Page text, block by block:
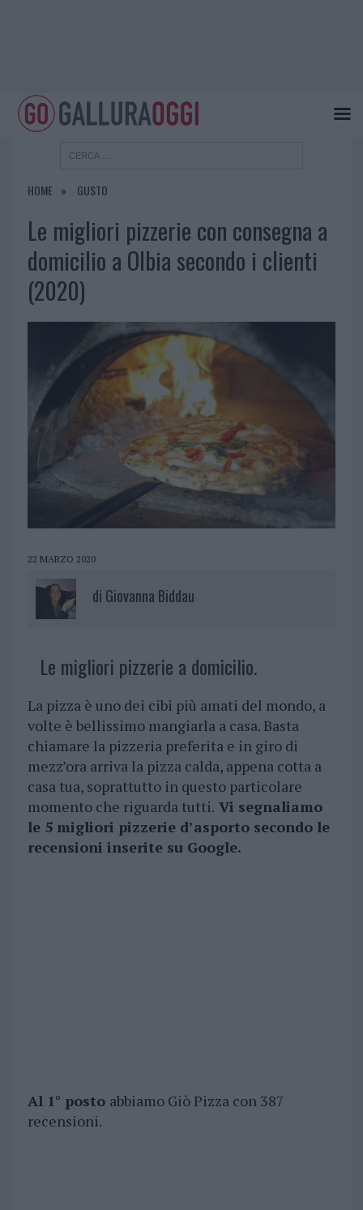
HOME GUSTO
Le migliori pizzerie con consegna a
domicilio a Olbia secondo i clienti
(2020)
22 MARZO 2020
di Giovanna Biddau
Le migliori pizzerie a domicilio.
La pizza è uno dei cibi più amati del mondo, a
volte è bellissimo mangiarla a casa. Basta
chiamare la pizzeria preferita e in giro di
mezz’ora arriva la pizza calda, appena cotta a
casa tua, soprattutto in questo particolare
momento che riguarda tutti. Vi segnaliamo
le 5 migliori pizzerie d’asporto secondo le
recensioni inserite su Google.
Al 1° posto abbiamo Giò Pizza con 387
recensioni.